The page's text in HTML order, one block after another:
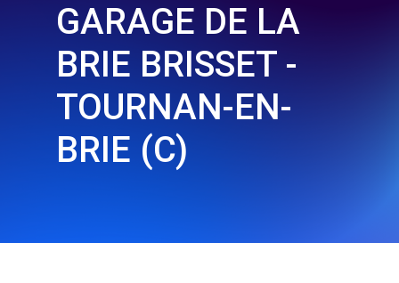
GARAGE DE LA
BRIE BRISSET -
TOURNAN-EN-
BRIE (C)